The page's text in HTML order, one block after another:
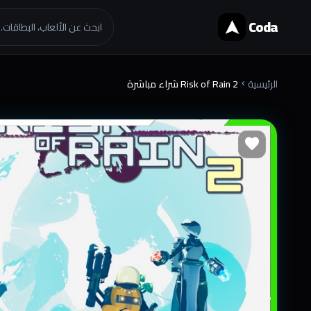
Coda ابحث عن الألعاب،
الرئيسية chevron_right Risk of Rain 2 شراء مباشرة
favorite